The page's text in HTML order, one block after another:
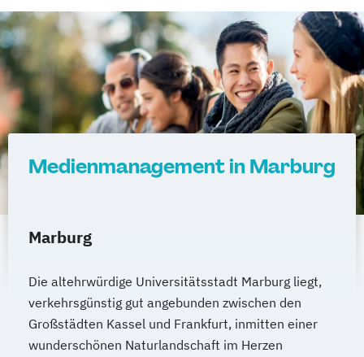
Medienmanagement in Marburg
Marburg
Die altehrwürdige Universitätsstadt Marburg liegt,
verkehrsgünstig gut angebunden zwischen den
Großstädten Kassel und Frankfurt, inmitten einer
wunderschönen Naturlandschaft im Herzen